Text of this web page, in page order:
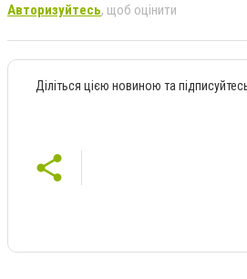
Авторизуйтесь, щоб оцінити
Діліться цією новиною та